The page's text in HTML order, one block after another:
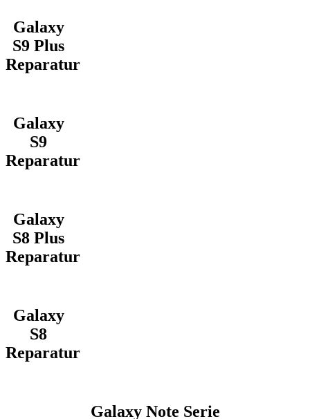
Galaxy
S9 Plus
Reparatur
Galaxy
S9
Reparatur
Galaxy
S8 Plus
Reparatur
Galaxy
S8
Reparatur
Galaxy Note Serie